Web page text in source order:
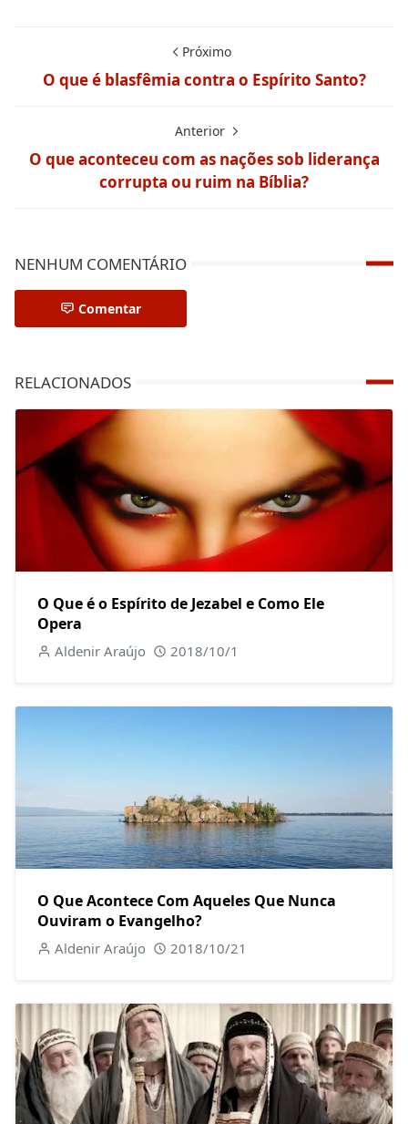
Próximo
O que é blasfêmia contra o Espírito Santo?
Anterior
O que aconteceu com as nações sob liderança
corrupta ou ruim na Bíblia?
NENHUM COMENTÁRIO
Comentar
RELACIONADOS
O Que é o Espírito de Jezabel e Como Ele
Opera
Aldenir Araújo 2018/10/1
O Que Acontece Com Aqueles Que Nunca
Ouviram o Evangelho?
Aldenir Araújo 2018/10/21